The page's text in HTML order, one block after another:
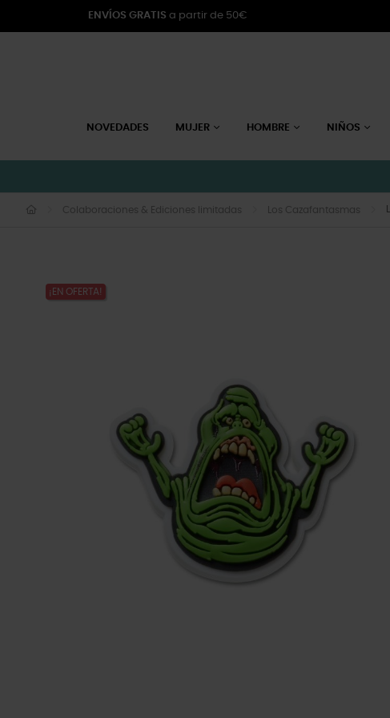
ENVÍOS GRATIS a partir de 50€
NOVEDADES MUJER HOMBRE NIÑOS
Colaboraciones & Ediciones limitadas Los Cazafantasmas
¡EN OFERTA!